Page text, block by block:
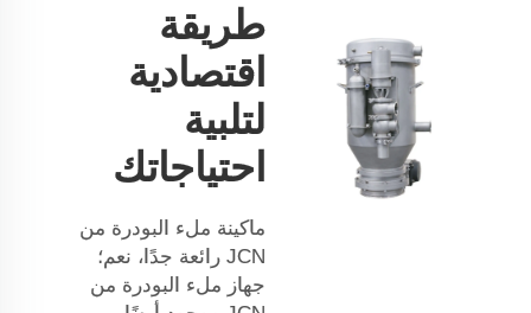
طريقة
اقتصادية
لتلبية
احتياجاتك
ماكينة ملء البودرة من
JCN رائعة جدًا، نعم؛
جهاز ملء البودرة من